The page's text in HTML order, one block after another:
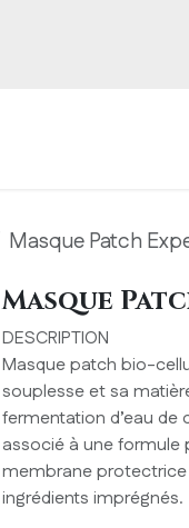
Masque Patch
Masque
DESCRIPTION
Masque patch bio-
souplesse et sa
fermentation d’eau
associé à une formule
membrane
ingrédients imprégnés.